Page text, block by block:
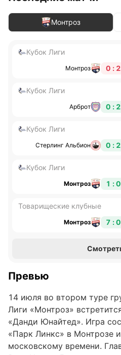
Монтроз
Кубок Лиги
Монтроз 0 : 2
Кубок Лиги
Арброт 0 : 2
Кубок Лиги
Стерлинг Альбион 0 : 2
Кубок Лиги
Монтроз 1 : 0
Товарищеские клубные
Монтроз 7 : 0
Превью
14 июля во втором туре
Лиги «Монтроз»
«Данди Юнайтед». Игра
«Парк Линкс» в Монтрозе
московскому времени.